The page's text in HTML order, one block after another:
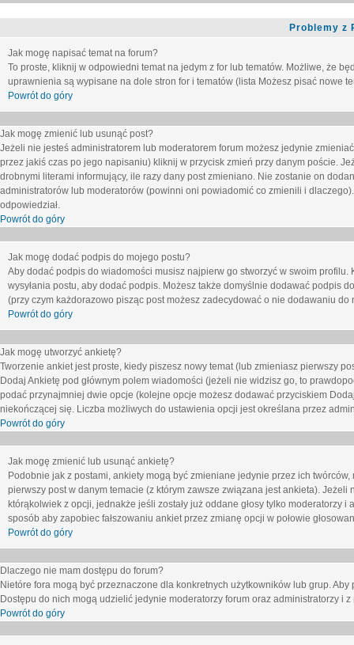
Problemy z
Jak mogę napisać temat na forum?
To proste, kliknij w odpowiedni temat na jedym z for lub tematów. Możliwe, że
uprawnienia są wypisane na dole stron for i tematów (lista Możesz pisać nowe
Powrót do góry
Jak mogę zmienić lub usunąć post?
Jeżeli nie jesteś administratorem lub moderatorem forum możesz jedynie
przez jakiś czas po jego napisaniu) kliknij w przycisk zmień przy danym poście.
drobnymi literami informujący, ile razy dany post zmieniano. Nie zostanie on
administratorów lub moderatorów (powinni oni powiadomić co zmienili i
odpowiedział.
Powrót do góry
Jak mogę dodać podpis do mojego postu?
Aby dodać podpis do wiadomości musisz najpierw go stworzyć w swoim
wysyłania postu, aby dodać podpis. Możesz także domyślnie dodawać podpis
(przy czym każdorazowo pisząc post możesz zadecydować o nie dodawaniu
Powrót do góry
Jak mogę utworzyć ankietę?
Tworzenie ankiet jest proste, kiedy piszesz nowy temat (lub zmieniasz pierwszy
Dodaj Ankietę pod głównym polem wiadomości (jeżeli nie widzisz go, to
podać przynajmniej dwie opcje (kolejne opcje możesz dodawać przyciskiem
niekończącej się. Liczba możliwych do ustawienia opcji jest określana przez
Powrót do góry
Jak mogę zmienić lub usunąć ankietę?
Podobnie jak z postami, ankiety mogą być zmieniane jedynie przez ich
pierwszy post w danym temacie (z którym zawsze związana jest ankieta).
którąkolwiek z opcji, jednakże jeśli zostały już oddane głosy tylko
sposób aby zapobiec fałszowaniu ankiet przez zmianę opcji w połowie
Powrót do góry
Dlaczego nie mam dostępu do forum?
Nietóre fora mogą być przeznaczone dla konkretnych użytkowników lub grup.
Dostępu do nich mogą udzielić jedynie moderatorzy forum oraz administratorzy i
Powrót do góry